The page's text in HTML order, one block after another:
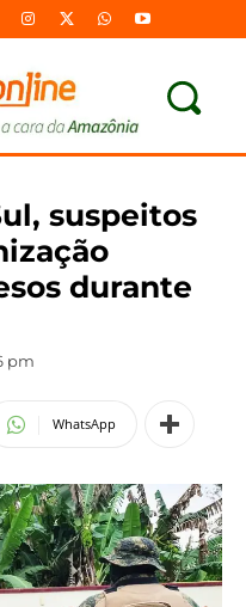
suspeitos
durante
pm
WhatsApp